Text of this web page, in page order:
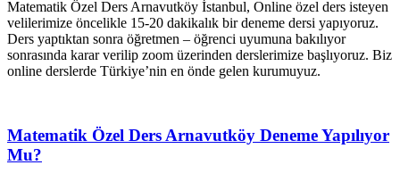
Matematik Özel Ders Arnavutköy İstanbul, Online özel ders isteyen
velilerimize öncelikle 15-20 dakikalık bir deneme dersi yapıyoruz.
Ders yaptıktan sonra öğretmen – öğrenci uyumuna bakılıyor
sonrasında karar verilip zoom üzerinden derslerimize başlıyoruz. Biz
online derslerde Türkiye’nin en önde gelen kurumuyuz.
Matematik Özel Ders Arnavutköy Deneme Yapılıyor
Mu?